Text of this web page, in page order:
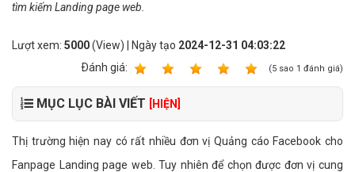
tìm kiếm Landing page web.
Lượt xem: 5000(View) | Ngày tạo 2024-12-31 04:03:22
Ðánh giá:
(5 sao 1 đánh giá)
MỤC LỤC BÀI VIẾT [HIỆN]
Thị trường hiện nay có rất nhiều đơn vị Quảng cáo Facebook cho
Fanpage Landing page web. Tuy nhiên để chọn được đơn vị cung